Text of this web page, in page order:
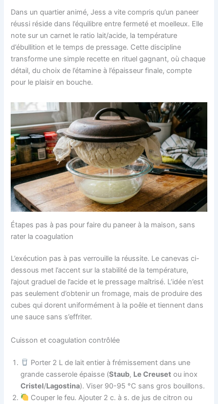
Dans un quartier animé, Jess a vite compris qu’un paneer
réussi réside dans l’équilibre entre fermeté et moelleux. Elle
note sur un carnet le ratio lait/acide, la température
d’ébullition et le temps de pressage. Cette discipline
transforme une simple recette en rituel gagnant, où chaque
détail, du choix de l’étamine à l’épaisseur finale, compte
pour le plaisir en bouche.
Étapes pas à pas pour faire du paneer à la maison, sans
rater la coagulation
L’exécution pas à pas verrouille la réussite. Le canevas ci-
dessous met l’accent sur la stabilité de la température,
l’ajout graduel de l’acide et le pressage maîtrisé. L’idée n’est
pas seulement d’obtenir un fromage, mais de produire des
cubes qui dorent uniformément à la poêle et tiennent dans
une sauce sans s’effriter.
Cuisson et coagulation contrôlée
Porter 2 L de lait entier à frémissement dans une
grande casserole épaisse (Staub, Le Creuset ou inox
Cristel/Lagostina). Viser 90-95 °C sans gros bouillons.
Couper le feu. Ajouter 2 c. à s. de jus de citron ou